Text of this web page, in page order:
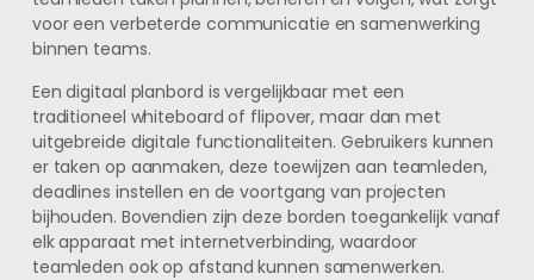
voor een verbeterde communicatie en samenwerking
binnen teams.
Een digitaal planbord is vergelijkbaar met een
traditioneel whiteboard of flipover, maar dan met
uitgebreide digitale functionaliteiten. Gebruikers kunnen
er taken op aanmaken, deze toewijzen aan teamleden,
deadlines instellen en de voortgang van projecten
bijhouden. Bovendien zijn deze borden toegankelijk vanaf
elk apparaat met internetverbinding, waardoor
teamleden ook op afstand kunnen samenwerken.